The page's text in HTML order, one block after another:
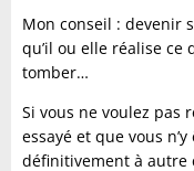
Mon conseil : devenir
qu’il ou elle réalise
tomber…
Si vous ne voulez pas
essayé et que vous
définitivement à autre